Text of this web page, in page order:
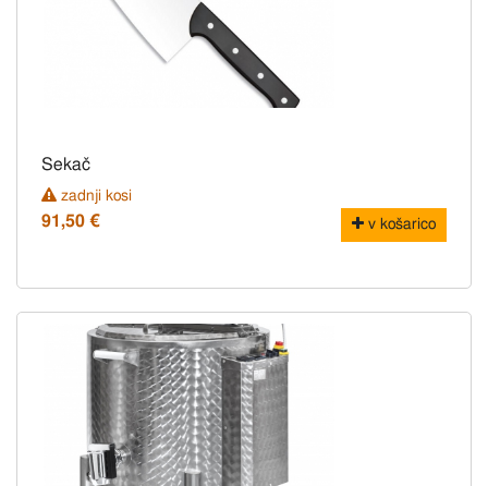
Sekač
zadnji kosi
91,50 € v košarico